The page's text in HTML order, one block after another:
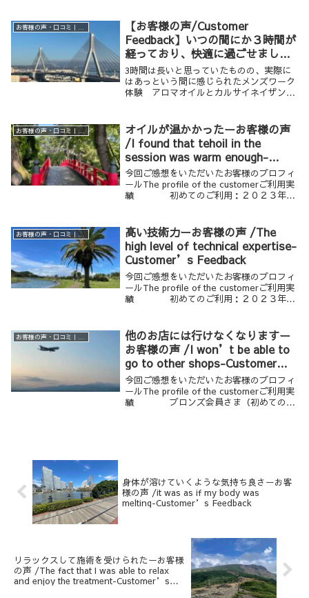
【お客様の声/Customer
Feedback】いつの間にか３時間が
経っており、快適に過ごせまし
た。-Before I knew it, three
hours had passed—and I felt
completely at ease.
3時間は長いと思っていたものの、実際に
はあっという間に感じられたメンズワーク
体験 アロマオイルとカルサイネイザンを
オイルが温かかったーお客様の声
/I found that tehoil in the
session was warm enough-
Customer’s Feedback
今回ご感想をいただいたお客様のプロフィ
ールThe profile of the customerご利用実
績 初めてのご利用：２０２３年年
（アロマボディワーク） ...
お客様の声・口コミ｜男性専用リラクゼーション Krathoorm クラトーム 大阪
高い技術力ーお客様の声 /The
high level of technical expertise-
Customer’s Feedback
今回ご感想をいただいたお客様のプロフィ
ールThe profile of the customerご利用実
績 初めてのご利用：２０２３年年
（アロマボディワークとカ...
他のお店には行けなくなりますー
お客様の声 /I won’t be able to
go to other shops-Customer’s
Feedback
今回ご感想をいただいたお客様のプロフィ
ールThe profile of the customerご利用実
績 ブロンズ会員さま（初めてのご
身体が溶けていくような気持ち良さーお客
様の声 /it was as if my body was
melting-Customer’s Feedback
リラックスして施術を受けられたーお客様
の声 /The fact that I was able to relax
and enjoy the treatment-Customer’s